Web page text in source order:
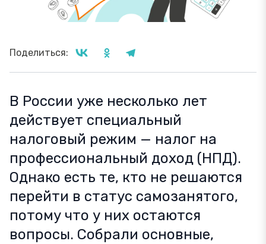
Поделиться:
В России уже несколько лет
действует специальный
налоговый режим — налог на
профессиональный доход (НПД).
Однако есть те, кто не решаются
перейти в статус самозанятого,
потому что у них остаются
вопросы. Собрали основные,